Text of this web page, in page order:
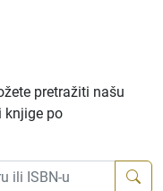
pretražiti našu
knjige po